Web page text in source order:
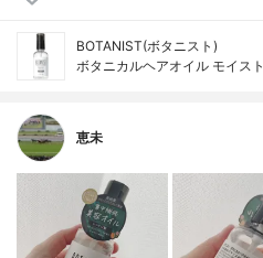
BOTANIST(ボタニスト)
ボタニカルヘアオイル モイスト
恵未